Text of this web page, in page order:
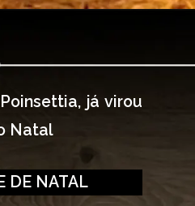
já virou
Natal
DE NATAL